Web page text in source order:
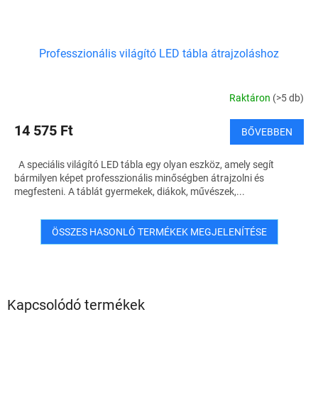
Kapcsolódó termékek
Professzionális világító LED tábla átrajzoláshoz
Raktáron (>5 db)
14 575 Ft BŐVEBBEN
A speciális világító LED tábla egy olyan eszköz, amely segít
bármilyen képet professzionális minőségben átrajzolni és
megfesteni. A táblát gyermekek, diákok, művészek,...
ÖSSZES HASONLÓ TERMÉKEK MEGJELENÍTÉSE